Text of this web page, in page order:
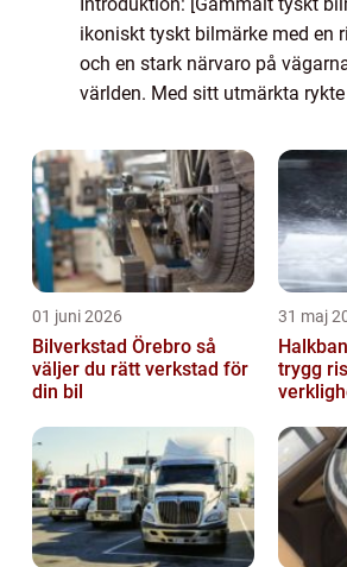
ikoniskt tyskt bilmärke med en
och en stark närvaro på
världen. Med sitt utmärkta
tyskt bilmärke] blivit en favorit...
01 juni 2026
Bilverkstad Örebro så
väljer du rätt verkstad för
din bil
31 maj
trygg